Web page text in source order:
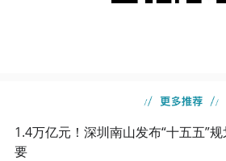
1.4万亿元！深圳南山发布“十五五”
要